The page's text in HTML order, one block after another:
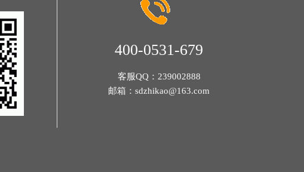
400-0531-679
客服QQ： 239002888
邮箱： sdzhikao@163.com